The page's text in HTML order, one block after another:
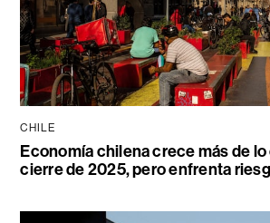
CHILE
Economía chilena crece más de
cierre de 2025, pero enfrenta